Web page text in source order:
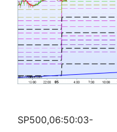
SP500,06:50:03-